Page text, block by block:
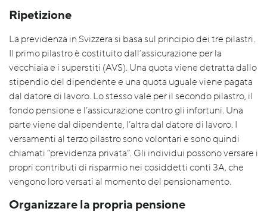
Ripetizione
La previdenza in Svizzera si basa sul principio dei tre pilastri.
Il primo pilastro è costituito dall’assicurazione per la
vecchiaia e i superstiti (AVS). Una quota viene detratta dallo
stipendio del dipendente e una quota uguale viene pagata
dal datore di lavoro. Lo stesso vale per il secondo pilastro, il
fondo pensione e l’assicurazione contro gli infortuni. Una
parte viene dal dipendente, l’altra dal datore di lavoro. I
versamenti al terzo pilastro sono volontari e sono quindi
chiamati “previdenza privata”. Gli individui possono versare i
propri contributi di risparmio nei cosiddetti conti 3A, che
vengono loro versati al momento del pensionamento.
Organizzare la propria pensione